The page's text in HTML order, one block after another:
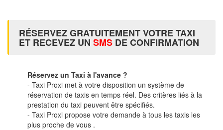
RÉSERVEZ GRATUITEMENT VOTRE TAXI
ET RECEVEZ UN SMS DE CONFIRMATION
Réservez un Taxi à l'avance ?
- Taxi Proxi met à votre disposition un système de
réservation de taxis en temps réel. Des critères liés à la
prestation du taxi peuvent être spécifiés.
- Taxi Proxi propose votre demande à tous les taxis les
plus proche de vous .